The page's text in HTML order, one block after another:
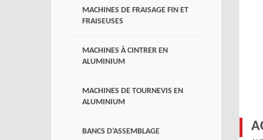
MACHINES DE FRAISAGE FIN ET
FRAISEUSES
MACHINES À CINTRER EN
ALUMINIUM
MACHINES DE TOURNEVIS EN
ALUMINIUM
BANCS D’ASSEMBLAGE